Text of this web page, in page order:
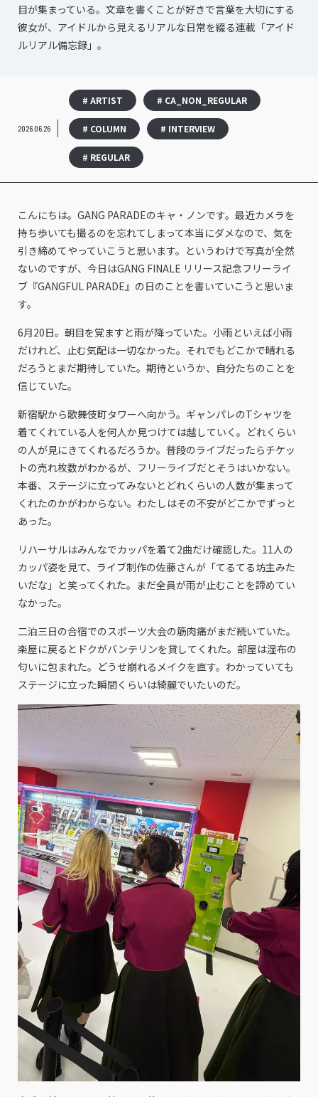
目が集まっている。文章を書くことが好きで言葉を大切にする
彼女が、アイドルから見えるリアルな日常を綴る連載「アイド
ルリアル備忘録」。
2026.06.26
# ARTIST # CA_NON_REGULAR
# COLUMN # INTERVIEW
# REGULAR
こんにちは。GANG PARADEのキャ・ノンです。最近カメラを
持ち歩いても撮るのを忘れてしまって本当にダメなので、気を
引き締めてやっていこうと思います。というわけで写真が全然
ないのですが、今日はGANG FINALE リリース記念フリーライ
ブ『GANGFUL PARADE』の日のことを書いていこうと思いま
す。
6月20日。朝目を覚ますと雨が降っていた。小雨といえば小雨
だけれど、止む気配は一切なかった。それでもどこかで晴れる
だろうとまだ期待していた。期待というか、自分たちのことを
信じていた。
新宿駅から歌舞伎町タワーへ向かう。ギャンパレのTシャツを
着てくれている人を何人か見つけては越していく。どれくらい
の人が見にきてくれるだろうか。普段のライブだったらチケッ
トの売れ枚数がわかるが、フリーライブだとそうはいかない。
本番、ステージに立ってみないとどれくらいの人数が集まって
くれたのかがわからない。わたしはその不安がどこかでずっと
あった。
リハーサルはみんなでカッパを着て2曲だけ確認した。11人の
カッパ姿を見て、ライブ制作の佐藤さんが「てるてる坊主みた
いだな」と笑ってくれた。まだ全員が雨が止むことを諦めてい
なかった。
二泊三日の合宿でのスポーツ大会の筋肉痛がまだ続いていた。
楽屋に戻るとドクがバンテリンを貸してくれた。部屋は湿布の
匂いに包まれた。どうせ崩れるメイクを直す。わかっていても
ステージに立った瞬間くらいは綺麗でいたいのだ。